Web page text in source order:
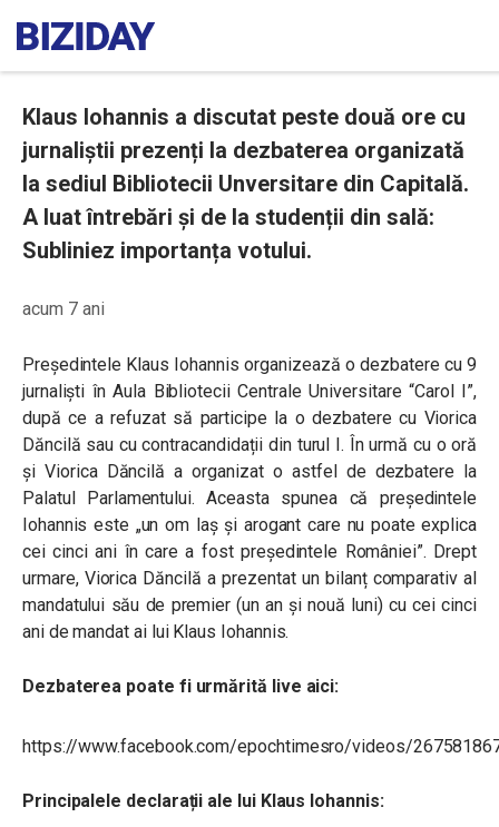
Klaus Iohannis a discutat peste două ore cu
jurnaliștii prezenți la dezbaterea organizată
la sediul Bibliotecii Unversitare din Capitală.
A luat întrebări și de la studenții din sală:
Subliniez importanța votului.
acum 7 ani
Președintele Klaus Iohannis organizează o dezbatere cu 9
jurnaliști în Aula Bibliotecii Centrale Universitare “Carol I”,
după ce a refuzat să participe la o dezbatere cu Viorica
Dăncilă sau cu contracandidații din turul I. În urmă cu o oră
și Viorica Dăncilă a organizat o astfel de dezbatere la
Palatul Parlamentului. Aceasta spunea că președintele
Iohannis este „un om laş şi arogant care nu poate explica
cei cinci ani în care a fost preşedintele României”. Drept
urmare, Viorica Dăncilă a prezentat un bilanț comparativ al
mandatului său de premier (un an și nouă luni) cu cei cinci
ani de mandat ai lui Klaus Iohannis.
Dezbaterea poate fi urmărită live aici:
https://www.facebook.com/epochtimesro/videos/
Principalele declarații ale lui Klaus Iohannis: